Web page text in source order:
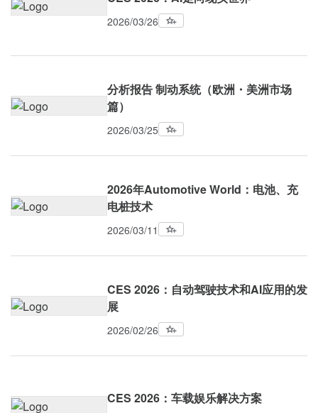
2026/03/26
分析报告 制动系统（欧洲・美洲市场
篇）
2026/03/25
2026年Automotive World：电池、充
电桩技术
2026/03/11
CES 2026：自动驾驶技术和AI应用的发
展
2026/02/26
CES 2026：车载娱乐解决方案